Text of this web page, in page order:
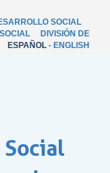
SOCIAL
DIVISIÓN DE
ESPAÑOL - ENGLISH